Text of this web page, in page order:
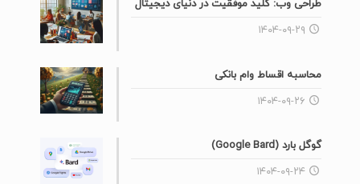
طراحی وب: کلید موفقیت در دنیای دیجیتال
۱۴۰۴-۰۹-۲۹
محاسبه اقساط وام بانکی
۱۴۰۴-۰۹-۲۶
گوگل بارد (Google Bard)
۱۴۰۴-۰۹-۲۴